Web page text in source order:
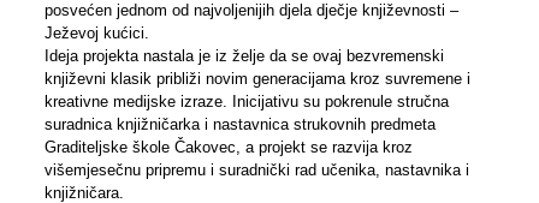
posvećen jednom od najvoljenijih djela dječje književnosti –
Ježevoj kućici.
Ideja projekta nastala je iz želje da se ovaj bezvremenski
književni klasik približi novim generacijama kroz suvremene i
kreativne medijske izraze. Inicijativu su pokrenule stručna
suradnica knjižničarka i nastavnica strukovnih predmeta
Graditeljske škole Čakovec, a projekt se razvija kroz
višemjesečnu pripremu i suradnički rad učenika, nastavnika i
knjižničara.